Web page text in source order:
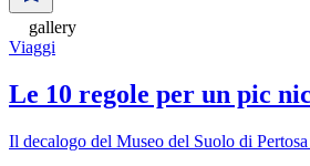
gallery
Viaggi
Le 10 regole per un pic
Il decalogo del Museo del Suolo di